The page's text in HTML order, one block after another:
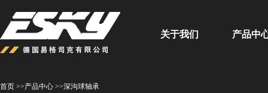
关于我们 产品中
首页 >>产品中心 >>深沟球轴承